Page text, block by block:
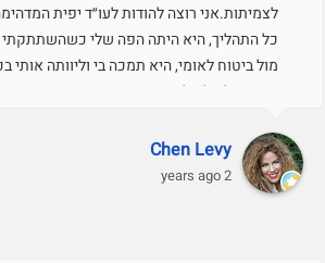
לצמיתות.אני רוצה להודות לעו״ד יפית
כל התהליך, היא היתה הפה שלי
מול ביטוח לאומי, היא תמכה בי וליוותה אותי
ואהבה. לעולם לא אשכח אותך יפית.
Chen Levy
2 years ago